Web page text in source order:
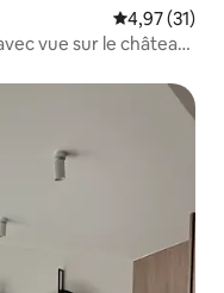
Évaluation
4,97 (31)
vue sur le château